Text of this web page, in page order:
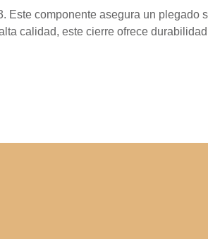
componente asegura un plegado
calidad, este cierre ofrece